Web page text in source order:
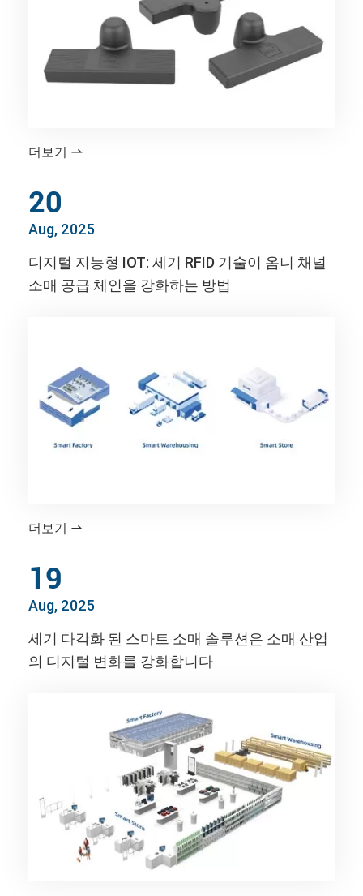
더보기 
20
Aug, 2025
디지털 지능형 IOT: 세기 RFID 기술이 옴니 채널
소매 공급 체인을 강화하는 방법
더보기 
19
Aug, 2025
세기 다각화 된 스마트 소매 솔루션은 소매 산업
의 디지털 변화를 강화합니다